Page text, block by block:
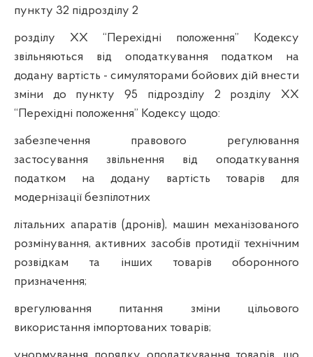
пункту 32 підрозділу 2
розділу ХХ “Перехідні положення” Кодексу
звільняються від оподаткування податком на
додану вартість - симуляторами бойових дій внести
зміни до пункту 95 підрозділу 2 розділу ХХ
“Перехідні положення” Кодексу щодо:
забезпечення правового регулювання
застосування звільнення від оподаткування
податком на додану вартість товарів для
модернізації безпілотних
літальних апаратів (дронів), машин механізованого
розмінування, активних засобів протидії технічним
розвідкам та інших товарів оборонного
призначення;
врегулювання питання зміни цільового
використання імпортованих товарів;